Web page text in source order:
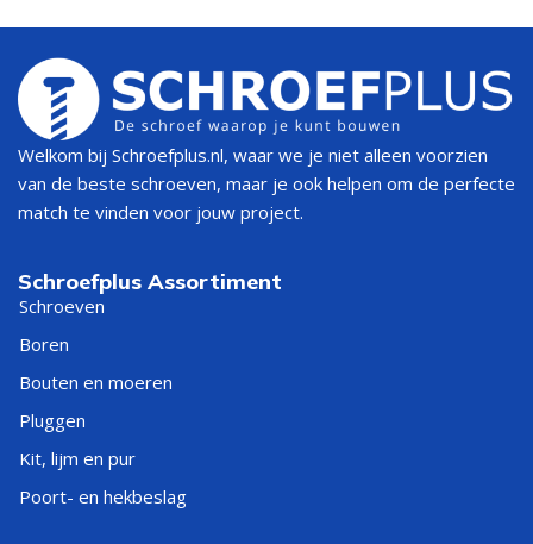
Welkom bij Schroefplus.nl, waar we je niet alleen voorzien
van de beste schroeven, maar je ook helpen om de perfecte
match te vinden voor jouw project.
Schroefplus Assortiment
Schroeven
Boren
Bouten en moeren
Pluggen
Kit, lijm en pur
Poort- en hekbeslag